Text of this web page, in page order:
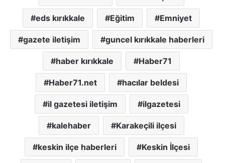
eds kırıkkale Eğitim Emniyet
gazete iletişim guncel kırıkkale haberleri
haber kırıkkale Haber71
Haber71.net hacılar beldesi
il gazetesi iletişim ilgazetesi
kalehaber Karakeçili ilçesi
keskin ilçe haberleri Keskin İlçesi